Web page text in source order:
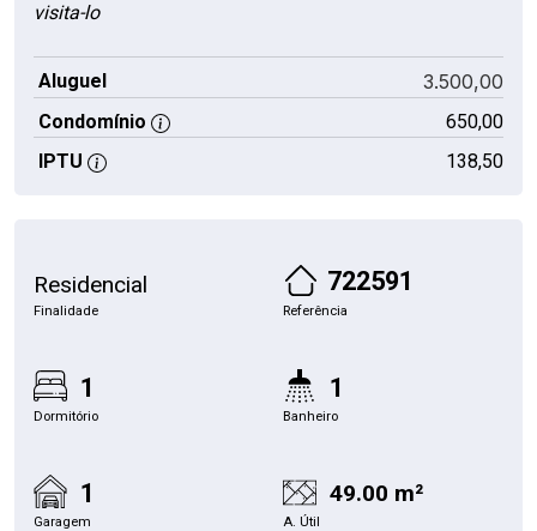
visita-lo
Aluguel 3.500,00
Condomínio
650,00
IPTU
138,50
Residencial
Finalidade
722591
Referência
1
Dormitório
1
Banheiro
1
Garagem
49.00 m²
A. Útil